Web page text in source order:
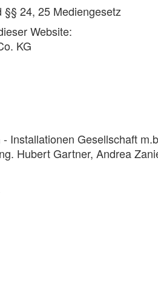
24, 25 Mediengesetz
Website:
KG
Installationen Gesellschaft
Hubert Gartner, Andrea